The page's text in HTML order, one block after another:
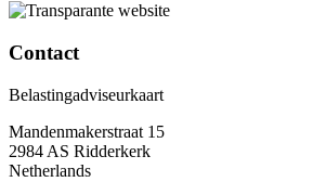
Contact
Belastingadviseurkaart
Mandenmakerstraat 15
2984 AS Ridderkerk
Netherlands